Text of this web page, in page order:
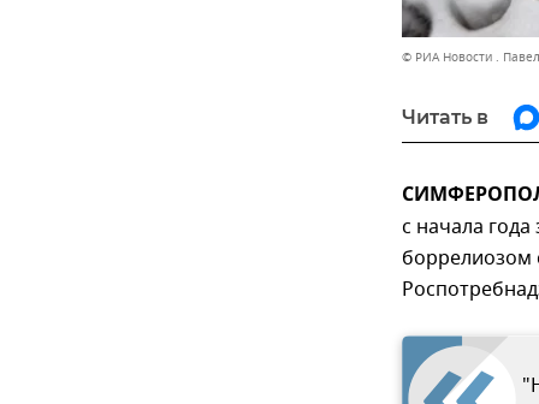
© РИА Новости .
Читать в
с начала
боррелиозом